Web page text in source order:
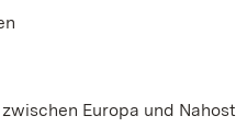
Europa und Nahost